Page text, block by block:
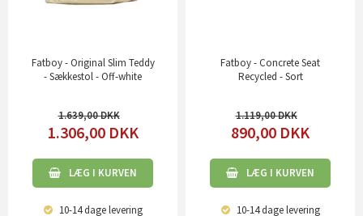
Fatboy - Original Slim Teddy
- Sækkestol - Off-white
1.639,00
1.306,00 DKK
LÆG I KURVEN
10-14 dagelevering
Fatboy - Concrete Seat
Recycled - Sort
1.119,00
890,00 DKK
LÆG I KURVEN
10-14 dagelevering